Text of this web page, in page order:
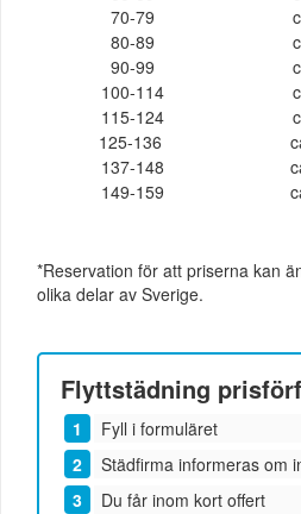
70-79
80-89
90-99
100-114
115-124
125-136
137-148
149-159
*Reservation för att priserna kan
olika delar av Sverige.
Flyttstädning
Fyll i formuläret
Städfirma informeras om
Du får inom kort offert